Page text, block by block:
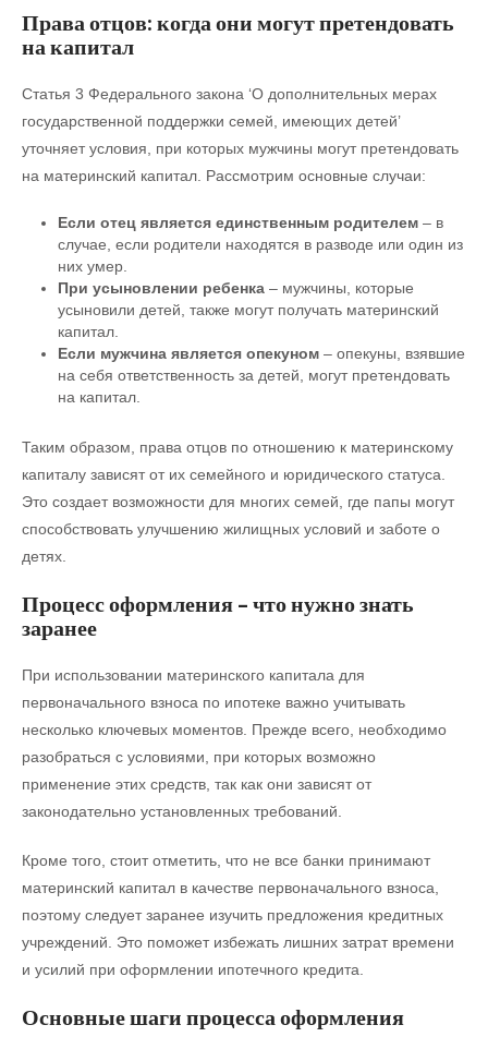
Права отцов: когда они могут претендовать
на капитал
Статья 3 Федерального закона ‘О дополнительных мерах
государственной поддержки семей, имеющих детей’
уточняет условия, при которых мужчины могут претендовать
на материнский капитал. Рассмотрим основные случаи:
Если отец является единственным родителем– в
случае, если родители находятся в разводе или один из
них умер.
При усыновлении ребенка– мужчины, которые
усыновили детей, также могут получать материнский
капитал.
Если мужчина является опекуном– опекуны, взявшие
на себя ответственность за детей, могут претендовать
на капитал.
Таким образом, права отцов по отношению к материнскому
капиталу зависят от их семейного и юридического статуса.
Это создает возможности для многих семей, где папы могут
способствовать улучшению жилищных условий и заботе о
детях.
Процесс оформления – что нужно знать
заранее
При использовании материнского капитала для
первоначального взноса по ипотеке важно учитывать
несколько ключевых моментов. Прежде всего, необходимо
разобраться с условиями, при которых возможно
применение этих средств, так как они зависят от
законодательно установленных требований.
Кроме того, стоит отметить, что не все банки принимают
материнский капитал в качестве первоначального взноса,
поэтому следует заранее изучить предложения кредитных
учреждений. Это поможет избежать лишних затрат времени
и усилий при оформлении ипотечного кредита.
Основные шаги процесса оформления